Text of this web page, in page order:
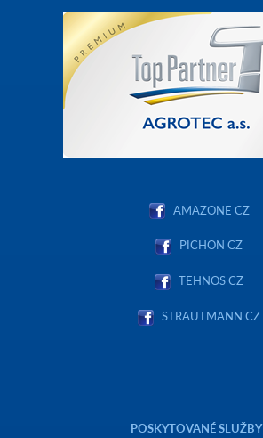
AMAZONE CZ
PICHON CZ
TEHNOS CZ
STRAUTMANN.CZ
POSKYTOVANÉ SLUŽBY